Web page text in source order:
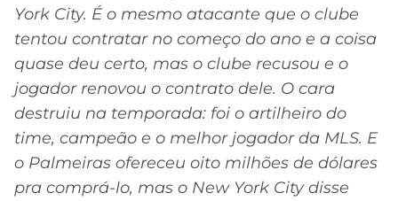
York City. É o mesmo atacante que o clube
tentou contratar no começo do ano e a coisa
quase deu certo, mas o clube recusou e o
jogador renovou o contrato dele. O cara
destruiu na temporada: foi o artilheiro do
time, campeão e o melhor jogador da MLS. E
o Palmeiras ofereceu oito milhões de dólares
pra comprá-lo, mas o New York City disse